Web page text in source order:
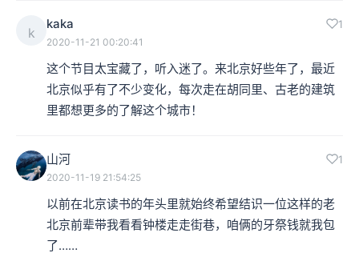
k
kaka 1
2020-11-21 00:20:41
这个节目太宝藏了，听入迷了。来北京好些年了，最近
北京似乎有了不少变化，每次走在胡同里、古老的建筑
里都想更多的了解这个城市！
山河 1
2020-11-19 21:54:25
以前在北京读书的年头里就始终希望结识一位这样的老
北京前辈带我看看钟楼走走街巷，咱俩的牙祭钱就我包
了……